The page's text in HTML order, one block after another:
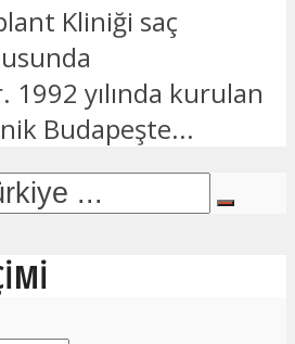
Kliniği saç
1992 yılında kurulan
Budapeşte...